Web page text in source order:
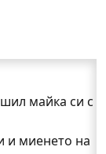
майка си с
и миенето на